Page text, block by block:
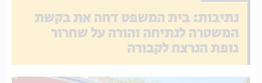
נתיבות: בית המשפט דחה את בקשת
המשטרה לנתיחה והורה על שחרור
גופת הנרצח לקבורה